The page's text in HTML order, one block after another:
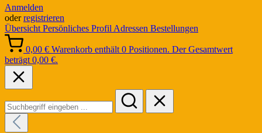
Anmelden
oderregistrieren
Übersicht Persönliches Profil Adressen Bestellungen
0,00 € Warenkorb enthält 0 Positionen. Der Gesamtwert
beträgt 0,00 €.